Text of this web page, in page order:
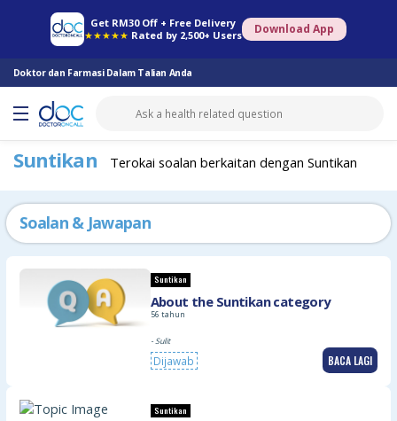
Get RM30 Off + Free Delivery
★★★★★ Rated by 2,500+ Users Download App
Doktor dan Farmasi Dalam Talian Anda
Farmasi Online Konsult Doktor Saringan Kesihatan Konsult Pakar
Suntikan Terokai soalan berkaitan dengan Suntikan
Soalan & Jawapan
Suntikan
About the Suntikan category
56 tahun
- Sulit
Dijawab BACA LAGI
Suntikan